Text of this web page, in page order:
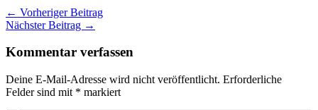
← Vorheriger Beitrag
Nächster Beitrag →
Kommentar verfassen
Deine E-Mail-Adresse wird nicht veröffentlicht. Erforderliche
Felder sind mit * markiert